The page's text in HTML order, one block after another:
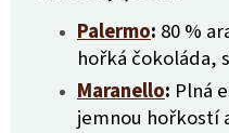
Palermo: 80 %
hořká čokoláda,
Maranello: Plná
jemnou hořkostí